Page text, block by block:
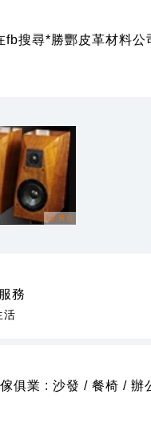
搜尋*勝酆皮革材料公
務
活
俱業 : 沙發 / 餐椅 / 辦